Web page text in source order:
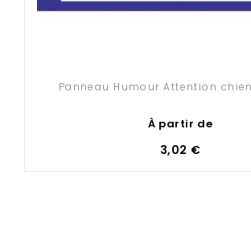
Panneau Humour Attention
À partir de
3,02 €